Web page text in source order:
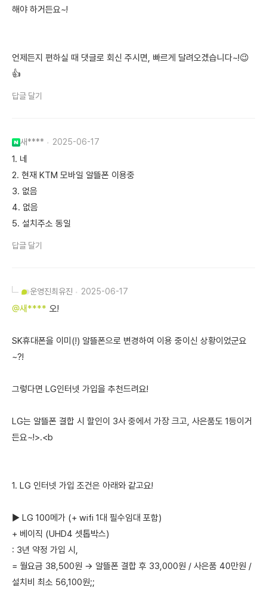
해야 하거든요~!
언제든지 편하실 때 댓글로 회신 주시면, 빠르게 달려오겠습니다~!😉
👍
답글 달기
새**** 2025-06-17
1. 네
2. 현재 KTM 모바일 알뜰폰 이용중
3. 없음
4. 없음
5. 설치주소 동일
답글 달기
운영진최유진 2025-06-17
@새**** 오!
SK휴대폰을 이미(!) 알뜰폰으로 변경하여 이용 중이신 상황이었군요
~?!
그렇다면 LG인터넷 가입을 추천드려요!
LG는 알뜰폰 결합 시 할인이 3사 중에서 가장 크고, 사은품도 1등이거
든요~!>.<b
1. LG 인터넷 가입 조건은 아래와 같고요!
▶ LG 100메가 (+ wifi 1대 필수임대 포함)
+ 베이직 (UHD4 셋톱박스)
: 3년 약정 가입 시,
= 월요금 38,500원 → 알뜰폰 결합 후 33,000원 / 사은품 40만원 /
설치비 최소 56,100원;;